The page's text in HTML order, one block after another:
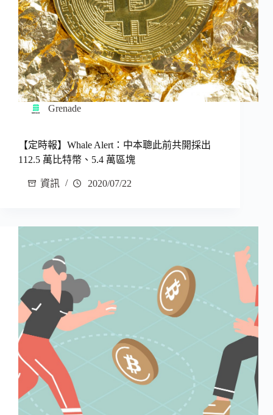
Grenade
【定時報】Whale Alert：中本聰此前共開採出
112.5 萬比特幣、5.4 萬區塊
資訊 2020/07/22